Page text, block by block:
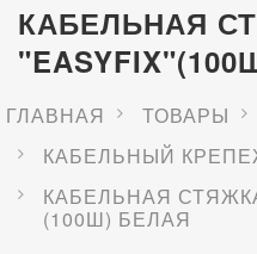
КАБЕЛЬНАЯ
ГЛАВНАЯ ТОВАРЫ
КАБЕЛЬНЫЙ
КАБЕЛЬНАЯ СТЯЖКА
(100Ш) БЕЛАЯ